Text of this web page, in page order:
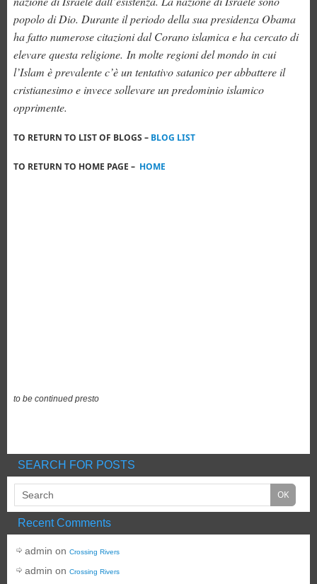
popolo di Dio. Durante il periodo della sua presidenza Obama
ha fatto numerose citazioni dal Corano islamica e ha cercato di
elevare questa religione. In molte regioni del mondo in cui
l’Islam è prevalente c’è un tentativo satanico per abbattere il
cristianesimo e invece sollevare un predominio islamico
opprimente.
TO RETURN TO LIST OF BLOGS – BLOG LIST
TO RETURN TO HOME PAGE – HOME
to be continued presto
SEARCH FOR POSTS
Recent Comments
admin on Crossing Rivers
admin on Crossing Rivers